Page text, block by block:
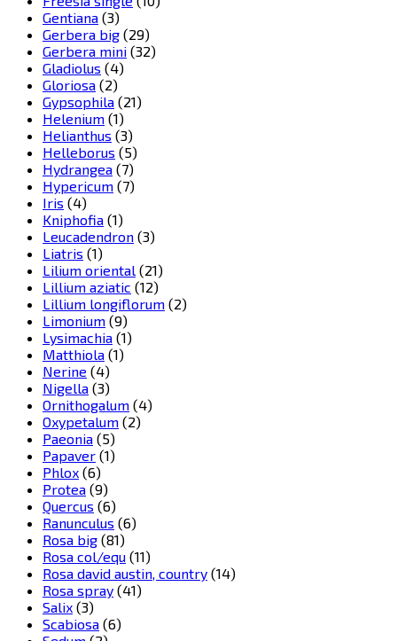
Gentiana (3)
Gerbera big (29)
Gerbera mini (32)
Gladiolus (4)
Gloriosa (2)
Gypsophila (21)
Helenium (1)
Helianthus (3)
Helleborus (5)
Hydrangea (7)
Hypericum (7)
Iris (4)
Kniphofia (1)
Leucadendron (3)
Liatris (1)
Lilium oriental (21)
Lillium aziatic (12)
Lillium longiflorum (2)
Limonium (9)
Lysimachia (1)
Matthiola (1)
Nerine (4)
Nigella (3)
Ornithogalum (4)
Oxypetalum (2)
Paeonia (5)
Papaver (1)
Phlox (6)
Protea (9)
Quercus (6)
Ranunculus (6)
Rosa big (81)
Rosa col/equ (11)
Rosa david austin, country (14)
Rosa spray (41)
Salix (3)
Scabiosa (6)